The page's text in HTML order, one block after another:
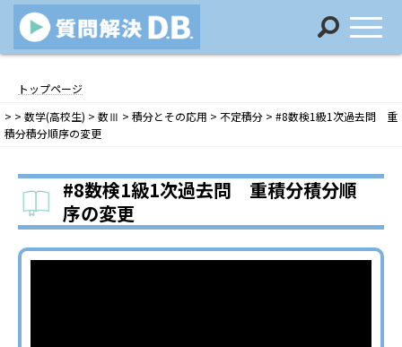
ン
ン
ツ
ス
ッ
ビ
ー
シ
ン
移
トップページ
> > 数学(高校生) > 数Ⅲ > 積分とその応用 > 不定積分 > #8数検1級1次過去問 重
積分積分順序の変更
#8数検1級1次過去問 重積分積分順
序の変更